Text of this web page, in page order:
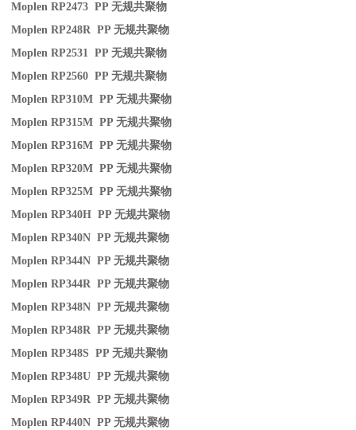
Moplen RP2473 PP无规共聚物
Moplen RP248R PP无规共聚物
Moplen RP2531 PP无规共聚物
Moplen RP2560 PP无规共聚物
Moplen RP310M PP无规共聚物
Moplen RP315M PP无规共聚物
Moplen RP316M PP无规共聚物
Moplen RP320M PP无规共聚物
Moplen RP325M PP无规共聚物
Moplen RP340H PP无规共聚物
Moplen RP340N PP无规共聚物
Moplen RP344N PP无规共聚物
Moplen RP344R PP无规共聚物
Moplen RP348N PP无规共聚物
Moplen RP348R PP无规共聚物
Moplen RP348S PP无规共聚物
Moplen RP348U PP无规共聚物
Moplen RP349R PP无规共聚物
Moplen RP440N PP无规共聚物